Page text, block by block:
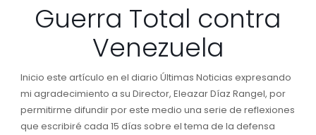
Guerra Total contra
Venezuela
Inicio este artículo en el diario Últimas Noticias expresando
mi agradecimiento a su Director, Eleazar Díaz Rangel, por
permitirme difundir por este medio una serie de reflexiones
que escribiré cada 15 días sobre el tema de la defensa